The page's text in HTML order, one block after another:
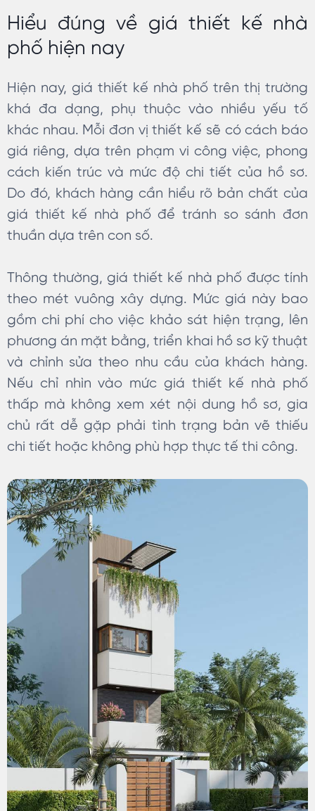
Hiểu đúng về giá thiết kế nhà
phố hiện nay
Hiện nay, giá thiết kế nhà phố trên thị trường
khá đa dạng, phụ thuộc vào nhiều yếu tố
khác nhau. Mỗi đơn vị thiết kế sẽ có cách báo
giá riêng, dựa trên phạm vi công việc, phong
cách kiến trúc và mức độ chi tiết của hồ sơ.
Do đó, khách hàng cần hiểu rõ bản chất của
giá thiết kế nhà phố để tránh so sánh đơn
thuần dựa trên con số.
Thông thường, giá thiết kế nhà phố được tính
theo mét vuông xây dựng. Mức giá này bao
gồm chi phí cho việc khảo sát hiện trạng, lên
phương án mặt bằng, triển khai hồ sơ kỹ thuật
và chỉnh sửa theo nhu cầu của khách hàng.
Nếu chỉ nhìn vào mức giá thiết kế nhà phố
thấp mà không xem xét nội dung hồ sơ, gia
chủ rất dễ gặp phải tình trạng bản vẽ thiếu
chi tiết hoặc không phù hợp thực tế thi công.